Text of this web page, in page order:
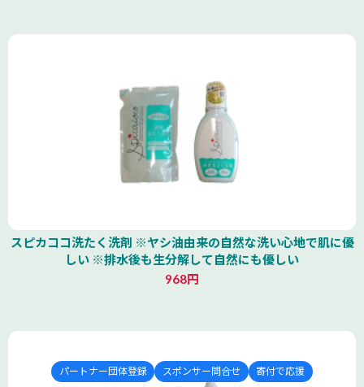
パートナー団体登録 スポンサー問合せ 寄付で応援
スピカココ洗たく洗剤 ※ヤシ油由来の自然な洗い心地で肌に優
しい ※排水後も生分解して自然にも優しい
968円